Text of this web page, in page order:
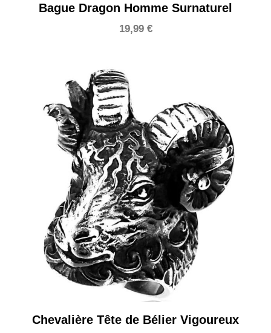
Bague Dragon Homme Surnaturel
19,99 €
Chevalière Tête de Bélier Vigoureux